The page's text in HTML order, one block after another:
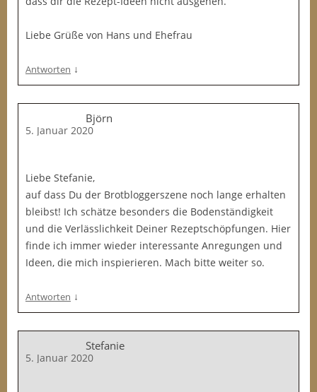
Liebe Grüße von Hans und Ehefrau
Antworten ↓
Björn
5. Januar 2020
Liebe Stefanie,
auf dass Du der Brotbloggerszene noch lange erhalten
bleibst! Ich schätze besonders die Bodenständigkeit
und die Verlässlichkeit Deiner Rezeptschöpfungen. Hier
finde ich immer wieder interessante Anregungen und
Ideen, die mich inspierieren. Mach bitte weiter so.
Antworten ↓
Stefanie
5. Januar 2020